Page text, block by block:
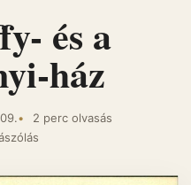
és a
ház
2 perc olvasás